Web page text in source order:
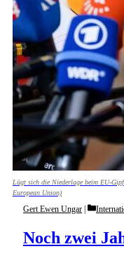
Lügt sich die Niederlage beim EU-
European Union)
Noch zwei
Gert Ewen Ungar